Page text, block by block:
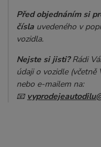
Před objednáním si
čísla uvedeného v
vozidla.
Nejste si jisti?Rádi
údaji o vozidle
nebo e-mailem na:
📧